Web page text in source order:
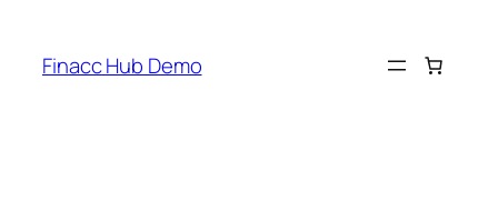
content
Finacc Hub Demo